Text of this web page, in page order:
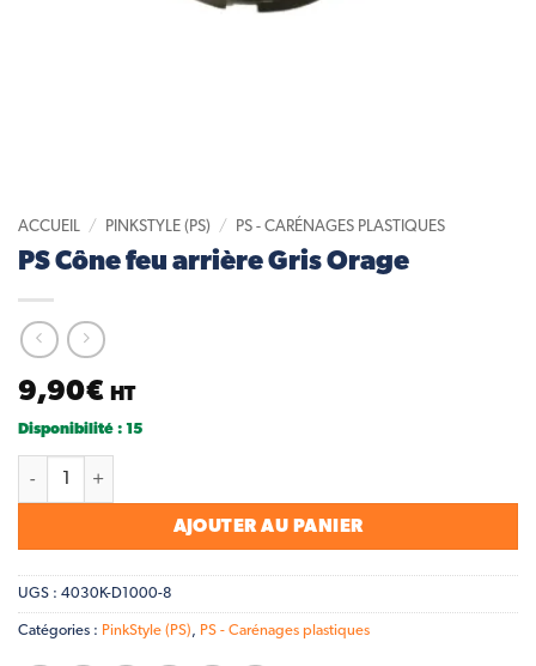
ACCUEIL / PINKSTYLE (PS) / PS - CARÉNAGES PLASTIQUES
PS Cône feu arrière Gris Orage
9,90€ HT
Disponibilité : 15
quantité de PS Cône feu arrière Gris Orage
AJOUTER AU PANIER
UGS : 4030K-D1000-8
Catégories : PinkStyle (PS), PS - Carénages plastiques